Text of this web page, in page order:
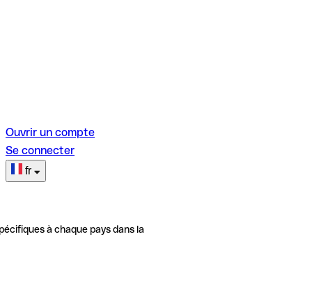
Ouvrir un compte
Se connecter
fr
à chaque pays dans la